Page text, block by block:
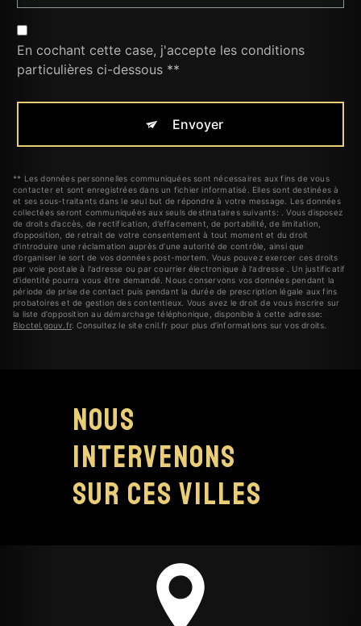
En cochant cette case, j'accepte les conditions
particulières ci-dessous **
Envoyer
** Les données personnelles communiquées sont nécessaires aux fins de vous
contacter et sont enregistrées dans un fichier informatisé. Elles sont destinées à
et ses sous-traitants dans le seul but de répondre à votre message. Les données
collectées seront communiquées aux seuls destinataires suivants: . Vous disposez
de droits d’accès, de rectification, d’effacement, de portabilité, de limitation,
d’opposition, de retrait de votre consentement à tout moment et du droit
d’introduire une réclamation auprès d’une autorité de contrôle, ainsi que
d’organiser le sort de vos données post-mortem. Vous pouvez exercer ces droits
par voie postale à l'adresse ou par courrier électronique à l'adresse . Un justificatif
d'identité pourra vous être demandé. Nous conservons vos données pendant la
période de prise de contact puis pendant la durée de prescription légale aux fins
probatoires et de gestion des contentieux. Vous avez le droit de vous inscrire sur
la liste d'opposition au démarchage téléphonique, disponible à cette adresse:
Bloctel.gouv.fr. Consultez le site cnil.fr pour plus d’informations sur vos droits.
Nous
intervenons
sur ces villes